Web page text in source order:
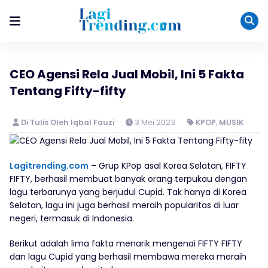
CEO Agensi Rela Jual Mobil, Ini 5 Fakta
Tentang Fifty-fifty
Di Tulis Oleh Iqbal Fauzi 3 Mei 2023 KPOP, MUSIK
Lagitrending.com – Grup KPop asal Korea Selatan, FIFTY
FIFTY, berhasil membuat banyak orang terpukau dengan
lagu terbarunya yang berjudul Cupid. Tak hanya di Korea
Selatan, lagu ini juga berhasil meraih popularitas di luar
negeri, termasuk di Indonesia.
Berikut adalah lima fakta menarik mengenai FIFTY FIFTY
dan lagu Cupid yang berhasil membawa mereka meraih